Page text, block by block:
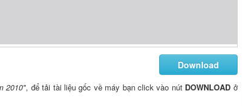
Download
2010", để tải tài liệu gốc về máy bạn click vào nút DOWNLOAD ở